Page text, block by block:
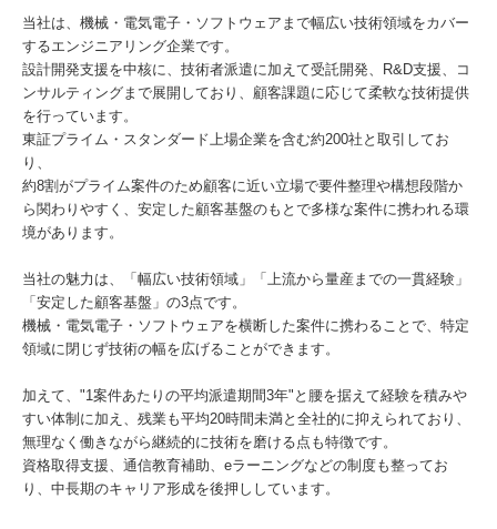
当社は、機械・電気電子・ソフトウェアまで幅広い技術領域をカバー
するエンジニアリング企業です。
設計開発支援を中核に、技術者派遣に加えて受託開発、R&D支援、コ
ンサルティングまで展開しており、顧客課題に応じて柔軟な技術提供
を行っています。
東証プライム・スタンダード上場企業を含む約200社と取引してお
り、
約8割がプライム案件のため顧客に近い立場で要件整理や構想段階か
ら関わりやすく、安定した顧客基盤のもとで多様な案件に携われる環
境があります。
当社の魅力は、「幅広い技術領域」「上流から量産までの一貫経験」
「安定した顧客基盤」の3点です。
機械・電気電子・ソフトウェアを横断した案件に携わることで、特定
領域に閉じず技術の幅を広げることができます。
加えて、"1案件あたりの平均派遣期間3年"と腰を据えて経験を積みや
すい体制に加え、残業も平均20時間未満と全社的に抑えられており、
無理なく働きながら継続的に技術を磨ける点も特徴です。
資格取得支援、通信教育補助、eラーニングなどの制度も整ってお
り、中長期のキャリア形成を後押ししています。